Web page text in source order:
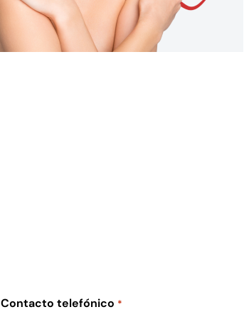
Contacto telefónico *